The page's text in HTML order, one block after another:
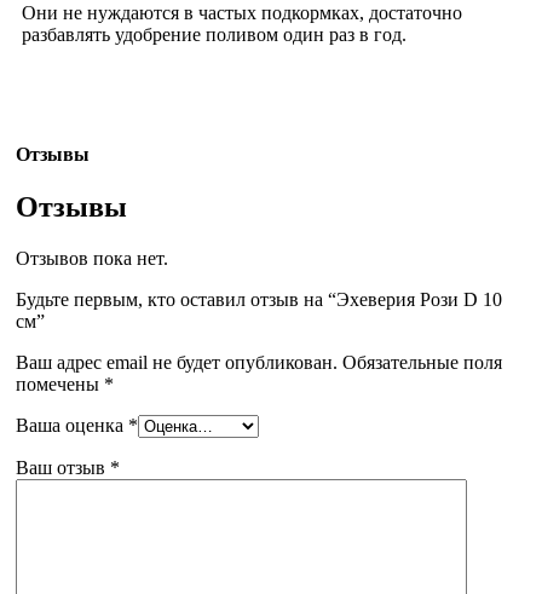
Они не нуждаются в частых подкормках, достаточно
разбавлять удобрение поливом один раз в год.
Отзывы
Отзывы
Отзывов пока нет.
Будьте первым, кто оставил отзыв на “Эхеверия Рози D 10
см”
Ваш адрес email не будет опубликован. Обязательные поля
помечены *
Ваша оценка *
Ваш отзыв *